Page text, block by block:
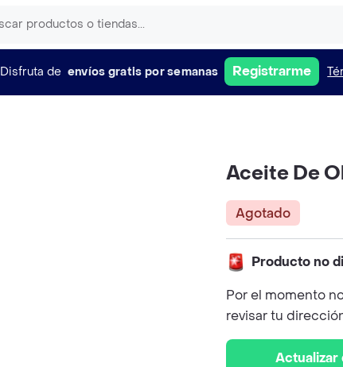
Disfruta de envíos gratis por semanas Registrarme
Aceite De
Agotado
Producto no
Por el momento
revisar tu
Actualizar